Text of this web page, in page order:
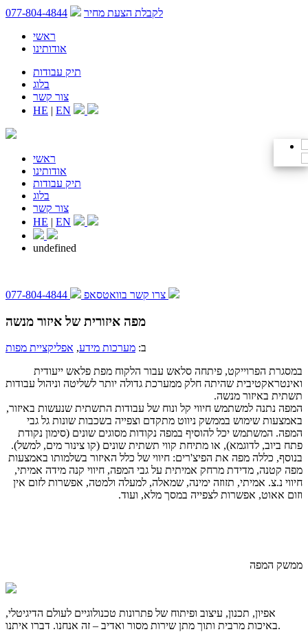
לקבלת הצעת מחיר
077-804-4844
ראשי
אודותינו
תיק עבודות
בלוג
צור קשר
HE | EN
ראשי
אודותינו
תיק עבודות
בלוג
צור קשר
HE | EN
undefined
צרו קשר בוואטסאפ 077-804-4844
מפה איזורית של איזור מנשה
ב: מערכות מידע, אפליקציית מפות
במסגרת הפרוייקט, פיתחה סלאש עבור הלקוח מפת פלאש ייעודית
ואינטראקטיבית שהיתה חלק ממערכת גדולה יותר לשליטה וניהול עבודות
תשתית באיזור מנשה.
המפה נתנה למשתמש חיווי קל ונוח של עבודות התשתית שנעשות באיזור,
באמצעות שימוש בממשק ניווט מתקדם וצפייה בשכבות שונות גל גבי
המפה. המשתמש יכל להוסיף במפה נקודות מסוגים שונים (סימון נקודת
פתח ביוב, לדוגמא), או מתיחת קווי תשתית שונים (קו צינור מים, למשל).
בנוסף, כללה מפה את הפיצ'רים: חיווי של כלל האיזור בשלמותו באמצעות
מפה קטנה, מדידת מרחק אמיתית על גבי המפה, חיווי קנה מידה אמיתי,
חיווי נ.צ. אמיתי, תזוזה ימינה, שמאלה, למעלה ולמטה, אפשרות לזום אין
וזום אאוט, אפשרות לצפייה במסך מלא, ועוד.
ממשק המפה
אפיון, תכנון, עיצוב ופיתוח של פתרונות טכנולוגיים לעולם הדיגיטלי,
באיכות מרבית ותוך מתן שירות מסור ואדיב – זה אנחנו. דברו איתנו.